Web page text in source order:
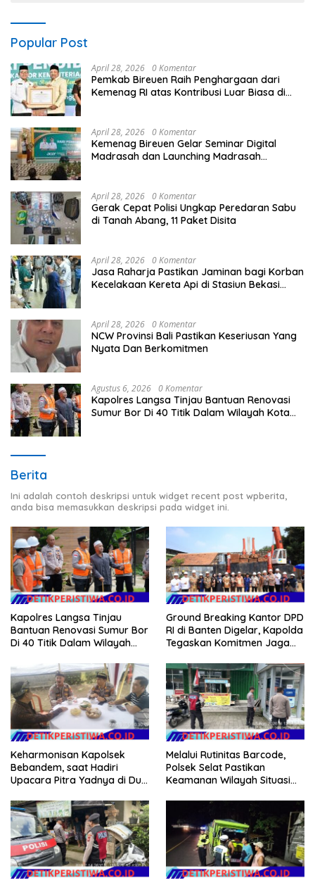
Popular Post
April 28, 2026 0 Komentar
Pemkab Bireuen Raih Penghargaan dari
Kemenag RI atas Kontribusi Luar Biasa di
April 28, 2026 0 Komentar
Kemenag Bireuen Gelar Seminar Digital
Madrasah dan Launching Madrasah
April 28, 2026 0 Komentar
Gerak Cepat Polisi Ungkap Peredaran Sabu
di Tanah Abang, 11 Paket Disita
April 28, 2026 0 Komentar
Jasa Raharja Pastikan Jaminan bagi Korban
Kecelakaan Kereta Api di Stasiun Bekasi
April 28, 2026 0 Komentar
NCW Provinsi Bali Pastikan Keseriusan Yang
Nyata Dan Berkomitmen
Agustus 6, 2026 0 Komentar
Kapolres Langsa Tinjau Bantuan Renovasi
Sumur Bor Di 40 Titik Dalam Wilayah Kota
Berita
Ini adalah contoh deskripsi untuk widget recent post wpberita,
anda bisa memasukkan deskripsi pada widget ini.
Kapolres Langsa Tinjau
Bantuan Renovasi Sumur Bor
Di 40 Titik Dalam Wilayah
Ground Breaking Kantor DPD
RI di Banten Digelar, Kapolda
Tegaskan Komitmen Jaga
Keharmonisan Kapolsek
Bebandem, saat Hadiri
Upacara Pitra Yadnya di Dua
Melalui Rutinitas Barcode,
Polsek Selat Pastikan
Keamanan Wilayah Situasi